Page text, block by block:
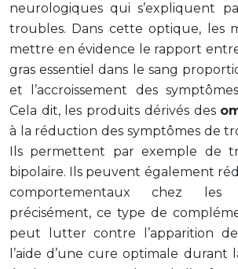
neurologiques qui s’expliquent
troubles. Dans cette optique, les
mettre en évidence le rapport
gras essentiel dans le sang
et l’accroissement des
Cela dit, les produits dérivés des
à la réduction des symptômes de
Ils permettent par exemple de
bipolaire. Ils peuvent également
comportementaux chez les
précisément, ce type de
peut lutter contre l’apparition
l’aide d’une cure optimale durant